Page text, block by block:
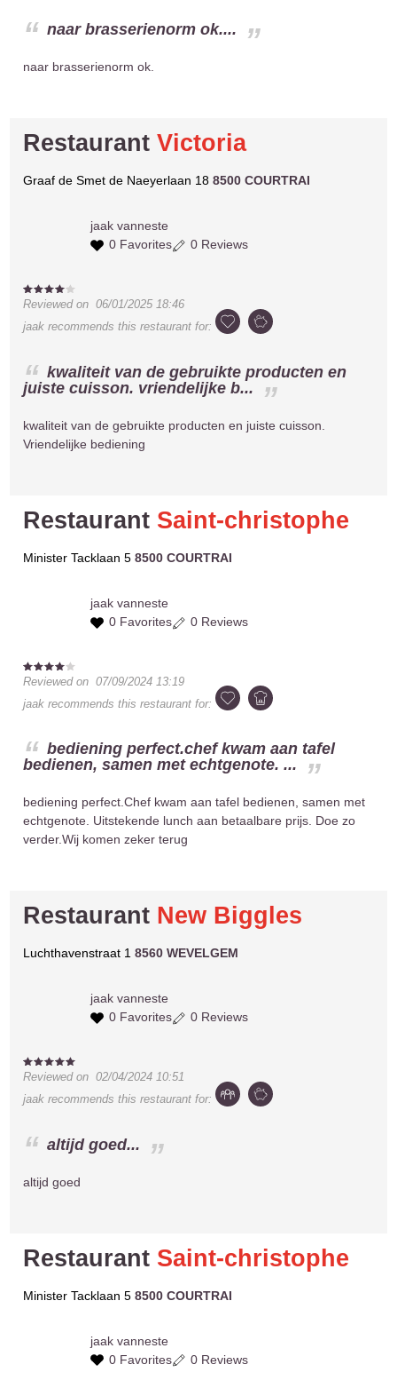
naar brasserienorm ok....
naar brasserienorm ok.
Restaurant Victoria
Graaf de Smet de Naeyerlaan 188500 COURTRAI
jaak vanneste
0 Favorites
0 Reviews
Reviewed on06/01/2025 18:46
jaak recommends this restaurant for:
kwaliteit van de gebruikte producten en
juiste cuisson. vriendelijke b...
kwaliteit van de gebruikte producten en juiste cuisson.
Vriendelijke bediening
Restaurant Saint-christophe
Minister Tacklaan 58500 COURTRAI
jaak vanneste
0 Favorites
0 Reviews
Reviewed on07/09/2024 13:19
jaak recommends this restaurant for:
bediening perfect.chef kwam aan tafel
bedienen, samen met echtgenote. ...
bediening perfect.Chef kwam aan tafel bedienen, samen met
echtgenote. Uitstekende lunch aan betaalbare prijs. Doe zo
verder.Wij komen zeker terug
Restaurant New Biggles
Luchthavenstraat 18560 WEVELGEM
jaak vanneste
0 Favorites
0 Reviews
Reviewed on02/04/2024 10:51
jaak recommends this restaurant for:
altijd goed...
altijd goed
Restaurant Saint-christophe
Minister Tacklaan 58500 COURTRAI
jaak vanneste
0 Favorites
0 Reviews